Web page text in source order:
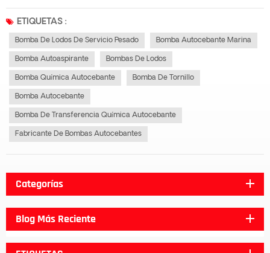
versátiles y fiables en este campo se encuentra el... bomba autocebanteA
ETIQUETAS :
Bomba De Lodos De Servicio Pesado Bomba Autocebante Marina
Bomba Autoaspirante Bombas De Lodos
Bomba Química Autocebante Bomba De Tornillo
Bomba Autocebante
Bomba De Transferencia Química Autocebante
Fabricante De Bombas Autocebantes
Categorías
Blog Más Reciente